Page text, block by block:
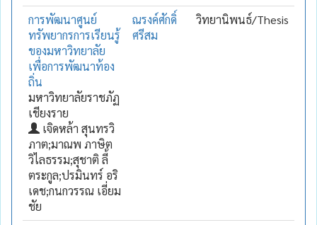
การพัฒนาศูนย์
ทรัพยากรการเรียนรู้
ของมหาวิทยาลัย
เพื่อการพัฒนาท้อง
ถิ่น
มหาวิทยาลัยราชภัฏ
เชียงราย
เจิดหล้า สุนทรวิ
ภาต;มาณพ ภาษิต
วิไลธรรม;สุชาติ ลี้
ตระกูล;ปรมินทร์ อริ
เดช;กนกวรรณ เอี่ยม
ชัย
ณรงค์ศักดิ์
ศรีสม
วิทยานิพนธ์/Thesis